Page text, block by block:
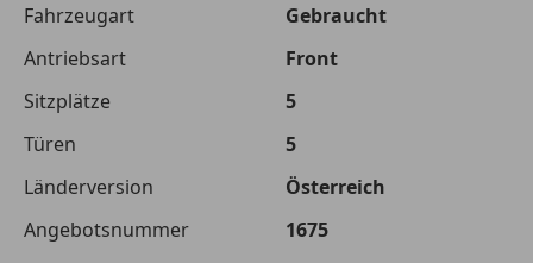
Kreditbetrag
€ 39 500,-
Gesamtbetrag
Einberechnete Gebühren
€ 0,-
Fahrzeugart
Gebraucht
Antriebsart
Front
Sitzplätze
5
Türen
5
Länderversion
Österreich
Angebotsnummer
1675